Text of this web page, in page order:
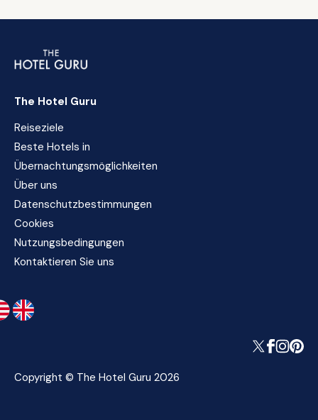
The Hotel Guru
Reiseziele
Beste Hotels in
Übernachtungsmöglichkeiten
Über uns
Datenschutzbestimmungen
Cookies
Nutzungsbedingungen
Kontaktieren Sie uns
Copyright © The Hotel Guru 2026